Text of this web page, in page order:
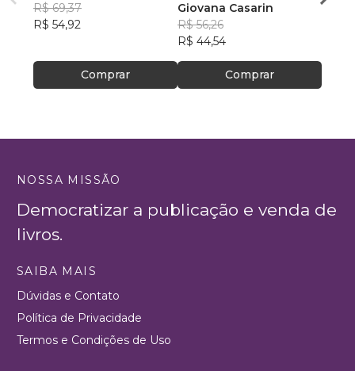
R$ 69,37
R$ 54,92
Comprar
Giovana Casarin
R$ 56,26
R$ 44,54
Comprar
R$
NOSSA MISSÃO
Democratizar a publicação e venda de
livros.
SAIBA MAIS
Dúvidas e Contato
Política de Privacidade
Termos e Condições de Uso